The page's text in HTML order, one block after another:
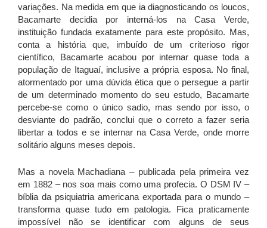
variações. Na medida em que ia diagnosticando os loucos,
Bacamarte decidia por interná-los na Casa Verde,
instituição fundada exatamente para este propósito. Mas,
conta a história que, imbuído de um criterioso rigor
científico, Bacamarte acabou por internar quase toda a
população de Itaguaí, inclusive a própria esposa. No final,
atormentado por uma dúvida ética que o persegue a partir
de um determinado momento do seu estudo, Bacamarte
percebe-se como o único sadio, mas sendo por isso, o
desviante do padrão, conclui que o correto a fazer seria
libertar a todos e se internar na Casa Verde, onde morre
solitário alguns meses depois.
Mas a novela Machadiana – publicada pela primeira vez
em 1882 – nos soa mais como uma profecia. O DSM IV –
bíblia da psiquiatria americana exportada para o mundo –
transforma quase tudo em patologia. Fica praticamente
impossível não se identificar com alguns de seus